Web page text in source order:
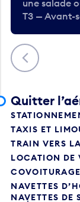
Précédent
une salade
T3 — Avant-
Quitter
TAXIS ET
TRAIN VERS
LOCATION DE
COVOITURAGE
NAVETTES
NAVETTES DE